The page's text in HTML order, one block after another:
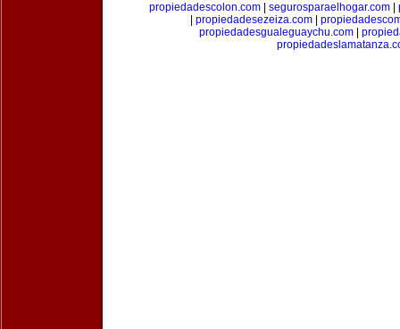
propiedadescolon.com| segurosparaelhogar.com|
propiedadesezeiza.com
propiedadesgualeguaychu.com|